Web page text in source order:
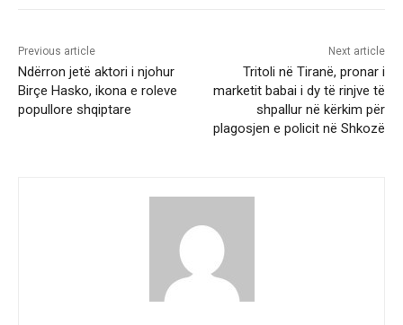
Previous article
Ndërron jetë aktori i njohur
Birçe Hasko, ikona e roleve
popullore shqiptare
Next article
Tritoli në Tiranë, pronar i
marketit babai i dy të rinjve të
shpallur në kërkim për
plagosjen e policit në Shkozë